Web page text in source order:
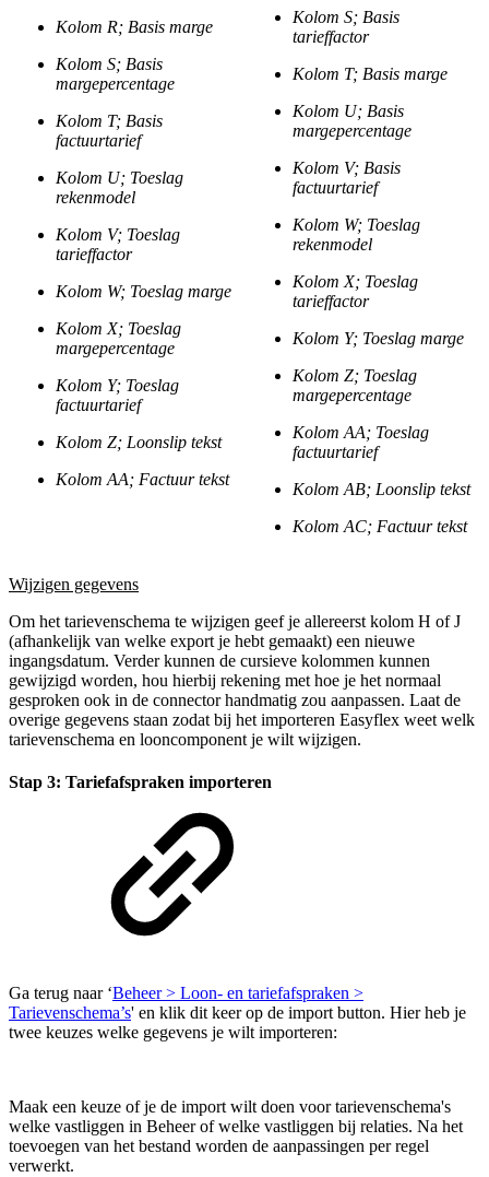
Kolom R; Basis marge
Kolom S; Basis
margepercentage
Kolom T; Basis
factuurtarief
Kolom U; Toeslag
rekenmodel
Kolom V; Toeslag
tarieffactor
Kolom W; Toeslag marge
Kolom X; Toeslag
margepercentage
Kolom Y; Toeslag
factuurtarief
Kolom Z; Loonslip tekst
Kolom AA; Factuur tekst
Kolom S; Basis
tarieffactor
Kolom T; Basis marge
Kolom U; Basis
margepercentage
Kolom V; Basis
factuurtarief
Kolom W; Toeslag
rekenmodel
Kolom X; Toeslag
tarieffactor
Kolom Y; Toeslag marge
Kolom Z; Toeslag
margepercentage
Kolom AA; Toeslag
factuurtarief
Kolom AB; Loonslip tekst
Kolom AC; Factuur tekst
Wijzigen gegevens
Om het tarievenschema te wijzigen geef je allereerst kolom H of J
(afhankelijk van welke export je hebt gemaakt) een nieuwe
ingangsdatum. Verder kunnen de cursieve kolommen kunnen
gewijzigd worden, hou hierbij rekening met hoe je het normaal
gesproken ook in de connector handmatig zou aanpassen. Laat de
overige gegevens staan zodat bij het importeren Easyflex weet welk
tarievenschema en looncomponent je wilt wijzigen.
Stap 3: Tariefafspraken importeren
Ga terug naar ‘Beheer > Loon- en tariefafspraken >
Tarievenschema’s' en klik dit keer op de import button. Hier heb je
twee keuzes welke gegevens je wilt importeren:
Maak een keuze of je de import wilt doen voor tarievenschema's
welke vastliggen in Beheer of welke vastliggen bij relaties. Na het
toevoegen van het bestand worden de aanpassingen per regel
verwerkt.